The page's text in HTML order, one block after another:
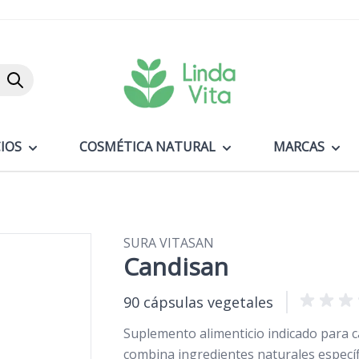
Buscar
COSMÉTICA NATURAL MARCAS
SURA VITASAN
Candisan
90 cápsulas vegetales
Suplemento alimenticio indicado para
combina ingredientes naturales